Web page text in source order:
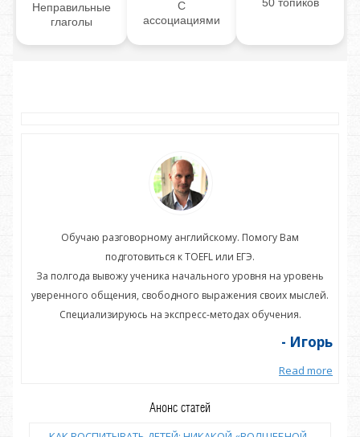
Неправильные
глаголы
С
ассоциациями
Обучаю разговорному английскому. Помогу Вам
подготовиться к TOEFL или ЕГЭ.
За полгода вывожу ученика начального уровня на уровень
уверенного общения, свободного выражения своих мыслей.
Специализируюсь на экспресс-методах обучения.
- Игорь
Read more
Анонс статей